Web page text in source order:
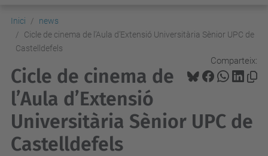
Inici
news
Cicle de cinema de l’Aula d’Extensió Universitària Sènior UPC de
Castelldefels
Comparteix:
Cicle de cinema de
l’Aula d’Extensió
Universitària Sènior UPC de
Castelldefels